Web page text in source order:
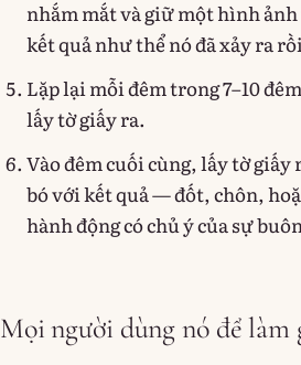
nhắm mắt và giữ một hình
kết quả như thể nó đã xảy ra
Lặp lại mỗi đêm trong 7–10
lấy tờ giấy ra.
Vào đêm cuối cùng, lấy tờ giấy
bó với kết quả — đốt, chôn,
hành động có chủ ý của sự
Mọi người dùng nó để làm